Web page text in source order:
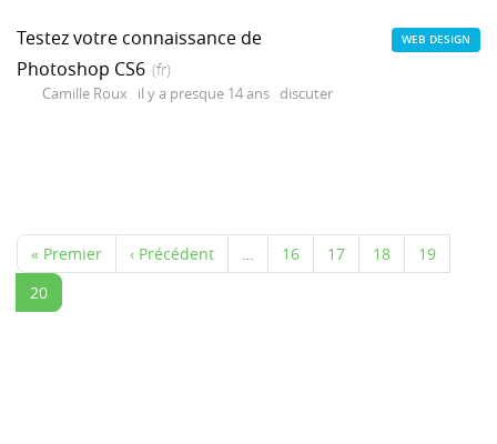
Testez votre connaissance de
Photoshop CS6 (fr)
Camille Roux il y a presque 14 ans discuter
WEB DESIGN
« Premier ‹ Précédent 16 17 18
19
20